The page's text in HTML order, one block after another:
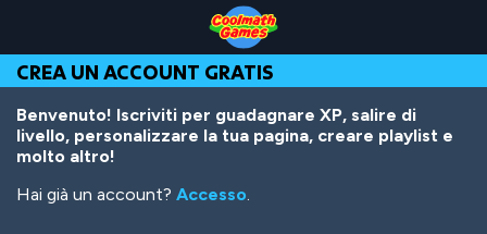
Top
of
Page
Navigation
Main
Content
Footer
contenuto
principale
CREA UN ACCOUNT GRATIS
Benvenuto! Iscriviti per guadagnare XP, salire di
livello, personalizzare la tua pagina, creare playlist e
molto altro!
Hai già un account? Accesso.